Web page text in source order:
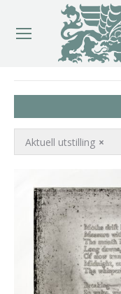
×
Aktuell utstilling